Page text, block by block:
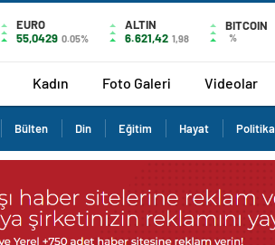
EURO
55,0429 0.05%
ALTIN
6.621,42 1,98
BITCOIN
%
Kadın Foto Galeri Videolar
Bülten Din Eğitim Hayat Politika